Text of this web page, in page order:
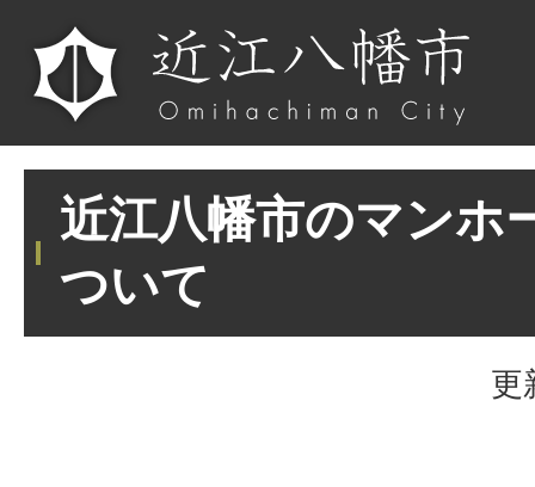
近江八幡市のマンホ
ついて
更